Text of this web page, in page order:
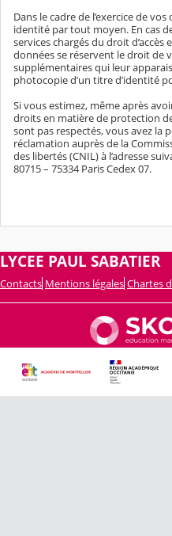
Dans le cadre de l’exercice de
identité par tout moyen. En cas
services chargés du droit
données se réservent le droit de
supplémentaires qui leur
photocopie d’un titre d’identité
Si vous estimez, même après
droits en matière de protection
sont pas respectés, vous avez la
réclamation auprès de la
des libertés (CNIL) à l’adresse
80715 – 75334 Paris Cedex 07.
LYCEE PAUL SABATIER
Contacts Mentions légales Chartes